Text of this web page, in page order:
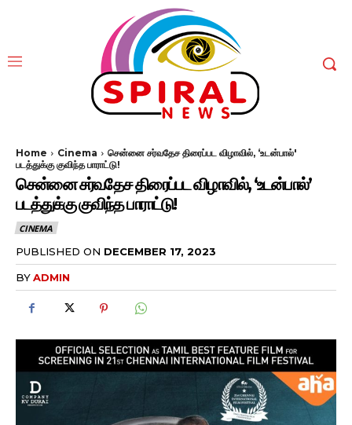
Home Cinema
சென்னை சர்வதேச திரைப்பட விழாவில், ‘உடன்பால்'
படத்துக்கு குவிந்த பாராட்டு!
சென்னை சர்வதேச திரைப்பட விழாவில், ‘உடன்பால்’
படத்துக்கு குவிந்த பாராட்டு!
CINEMA
PUBLISHED ON DECEMBER 17, 2023
BYADMIN